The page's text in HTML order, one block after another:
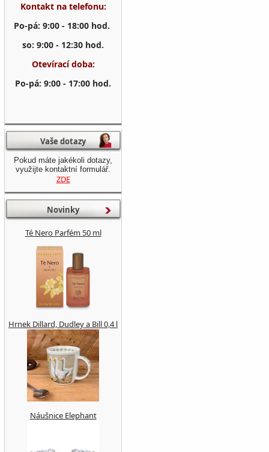
Kontakt na telefonu:
Po-pá: 9:00 - 18:00 hod.
so: 9:00 - 12:30 hod.
Otevírací doba:
Po-pá: 9:00 - 17:00 hod.
Vaše dotazy
Pokud máte jakékoli dotazy,
využijte kontaktní formulář.
ZDE
Novinky
Té Nero Parfém 50 ml
Hrnek Dillard, Dudley a Bill 0,4 l
Náušnice Elephant